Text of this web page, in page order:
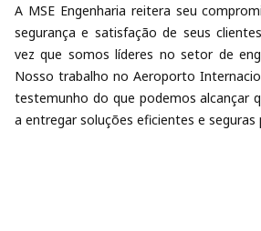
A MSE Engenharia reitera seu
segurança e satisfação de seus
vez que somos líderes no setor de
Nosso trabalho no Aeroporto
testemunho do que podemos alcançar
a entregar soluções eficientes e seguras